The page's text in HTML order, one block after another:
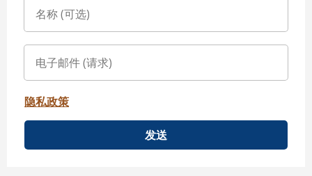
隐私政策
发送